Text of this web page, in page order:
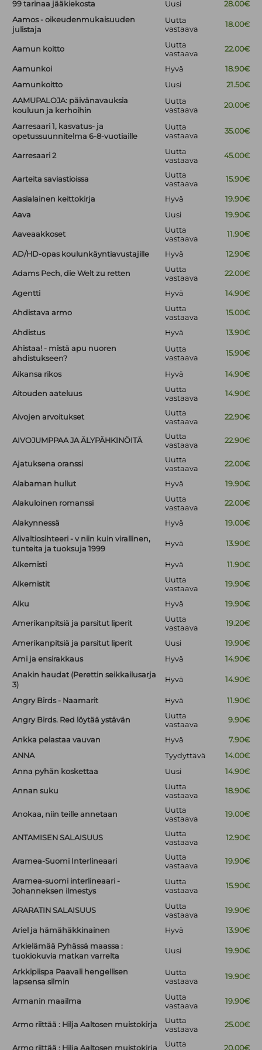
99 tarinaa jääkiekosta
Uusi
28.00€
Aamos - oikeudenmukaisuuden
julistaja
Uutta
vastaava
18.00€
Aamun koitto
Uutta
vastaava
22.00€
Aamunkoi Hyvä
18.90€
Aamunkoitto
Uusi
21.50€
AAMUPALOJA: päivänavauksia
kouluun ja kerhoihin
Uutta
vastaava
20.00€
Aarresaari 1, kasvatus- ja
opetussuunnitelma 6-8-vuotiaille
Uutta
vastaava
35.00€
Aarresaari 2
Uutta
vastaava
45.00€
Aarteita saviastioissa
Uutta
vastaava
15.90€
Aasialainen keittokirja Hyvä
19.90€
Aava
Uusi 19.90€
Aaveaakkoset
Uutta
vastaava
11.90€
AD/HD-opas koulunkäyntiavustajille Hyvä 12.90€
Adams Pech, die Welt zu retten
Uutta
vastaava
22.00€
Agentti Hyvä 14.90€
Ahdistava armo
Uutta
vastaava
15.00€
Ahdistus Hyvä
13.90€
Ahistaa! - mistä apu nuoren
ahdistukseen?
Uutta
vastaava
15.90€
Aikansa rikos Hyvä 14.90€
Aitouden aateluus
Uutta
vastaava
14.90€
Aivojen arvoitukset
Uutta
vastaava
22.90€
AIVOJUMPPAA JA ÄLYPÄHKINÖITÄ
Uutta
vastaava
22.90€
Ajatuksena oranssi
Uutta
vastaava
22.00€
Alabaman hullut Hyvä 19.90€
Alakuloinen romanssi
Uutta
vastaava
22.00€
Alakynnessä Hyvä
19.00€
Alivaltiosihteeri - v niin kuin virallinen,
tunteita ja tuoksuja 1999
Hyvä 13.90€
Alkemisti Hyvä 11.90€
Alkemistit
Uutta
vastaava
19.90€
Alku Hyvä 19.90€
Amerikanpitsiä ja parsitut liperit
Uutta
vastaava
19.20€
Amerikanpitsiä ja parsitut liperit Uusi
19.90€
Ami ja ensirakkaus
Hyvä
14.90€
Anakin haudat (Perettin seikkailusarja
3)
Hyvä 14.90€
Angry Birds - Naamarit Hyvä 11.90€
Angry Birds. Red löytää ystävän
Uutta
vastaava
9.90€
Ankka pelastaa vauvan Hyvä
7.90€
ANNA
Tyydyttävä
14.00€
Anna pyhän koskettaa
Uusi 14.90€
Annan suku
Uutta
vastaava
18.90€
Anokaa, niin teille annetaan
Uutta
vastaava
19.00€
ANTAMISEN SALAISUUS
Uutta
vastaava
12.90€
Aramea-Suomi Interlineaari
Uutta
vastaava
19.90€
Aramea-suomi interlineaari -
Johanneksen ilmestys
Uutta
vastaava
15.90€
ARARATIN SALAISUUS
Uutta
vastaava
19.90€
Ariel ja hämähäkkinainen Hyvä
13.90€
Arkielämää Pyhässä maassa :
tuokiokuvia matkan varrelta
Uusi 19.90€
Arkkipiispa Paavali hengellisen
lapsensa silmin
Uutta
vastaava
19.90€
Armanin maailma
Uutta
vastaava
19.90€
Armo riittää : Hilja Aaltosen muistokirja
Uutta
vastaava
25.00€
Armo riittää : Hilja Aaltosen muistokirja
Uutta
20.00€